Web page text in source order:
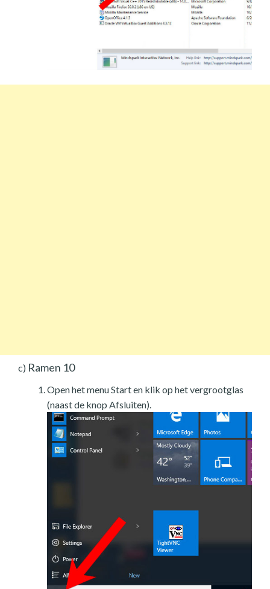
c) Ramen 10
Open het menu Start en klik op het vergrootglas
(naast de knop Afsluiten).